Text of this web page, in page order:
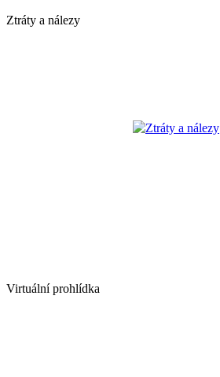
Ztráty a nálezy
Ztráty a nálezy
Virtuální prohlídka